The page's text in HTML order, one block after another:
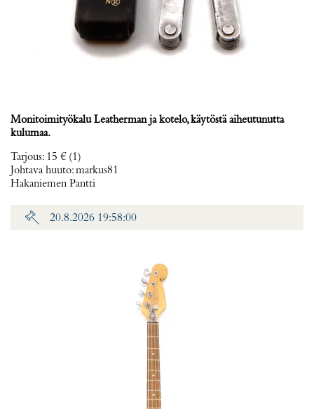
Monitoimityökalu Leatherman ja kotelo, käytöstä aiheutunutta
kulumaa.
Tarjous: 15 € (1)
Johtava huuto:markus81
Hakaniemen Pantti
20.8.2026 19:58:00